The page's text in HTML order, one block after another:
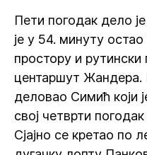
Пети погодак дело
је у 54. минуту
простору и
центаршут Жандера.
деловао Симић који
свој четврти
Сјајно се кретао по